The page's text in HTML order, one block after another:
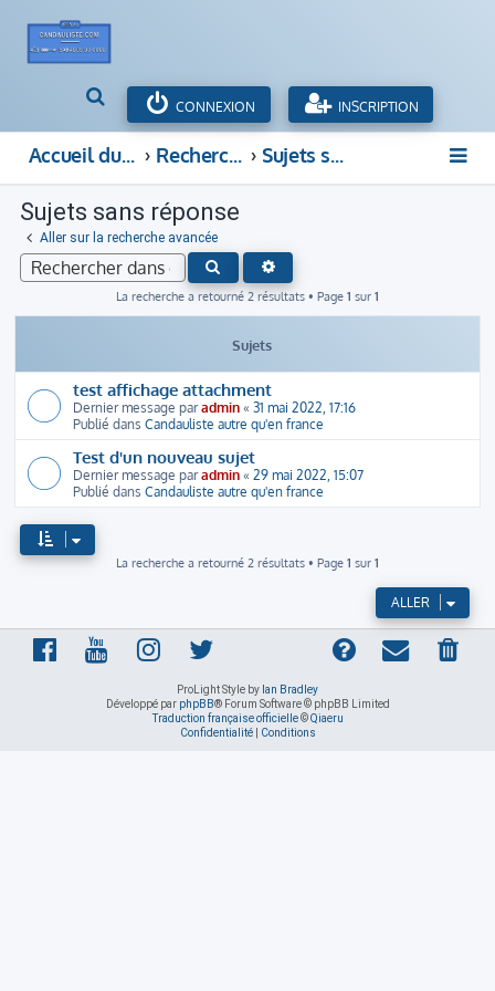
h
e
r
h
e
CONNEXION INSCRIPTION
Accueil du forum Rechercher Sujets sans réponse
Sujets sans réponse
Aller sur la recherche avancée
RECHERCHER
La recherche a retourné 2 résultats • Page 1 sur 1
Sujets
test affichage attachment
Dernier message paradmin «31 mai 2022, 17:16
Publié dansCandauliste autre qu'en france
Test d'un nouveau sujet
Dernier message paradmin «29 mai 2022, 15:07
Publié dansCandauliste autre qu'en france
La recherche a retourné 2 résultats • Page 1 sur 1
ALLER
ProLight Style by Ian Bradley
Développé par phpBB® Forum Software © phpBB Limited
Traduction française officielle©Qiaeru
Confidentialité| Conditions